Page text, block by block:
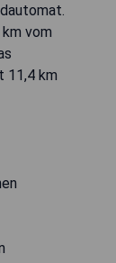
vom
11,4 km